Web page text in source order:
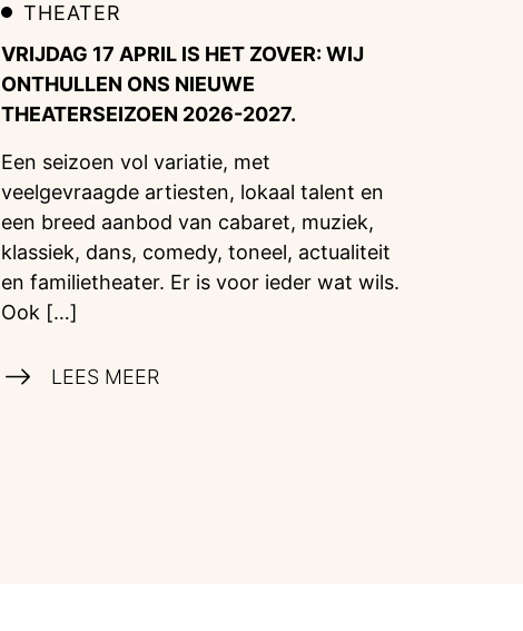
THEATER
VRIJDAG 17 APRIL IS HET ZOVER: WIJ
ONTHULLEN ONS NIEUWE
THEATERSEIZOEN 2026-2027.
Een seizoen vol variatie, met
veelgevraagde artiesten, lokaal talent en
een breed aanbod van cabaret, muziek,
klassiek, dans, comedy, toneel, actualiteit
en familietheater. Er is voor ieder wat wils.
Ook […]
LEES MEER